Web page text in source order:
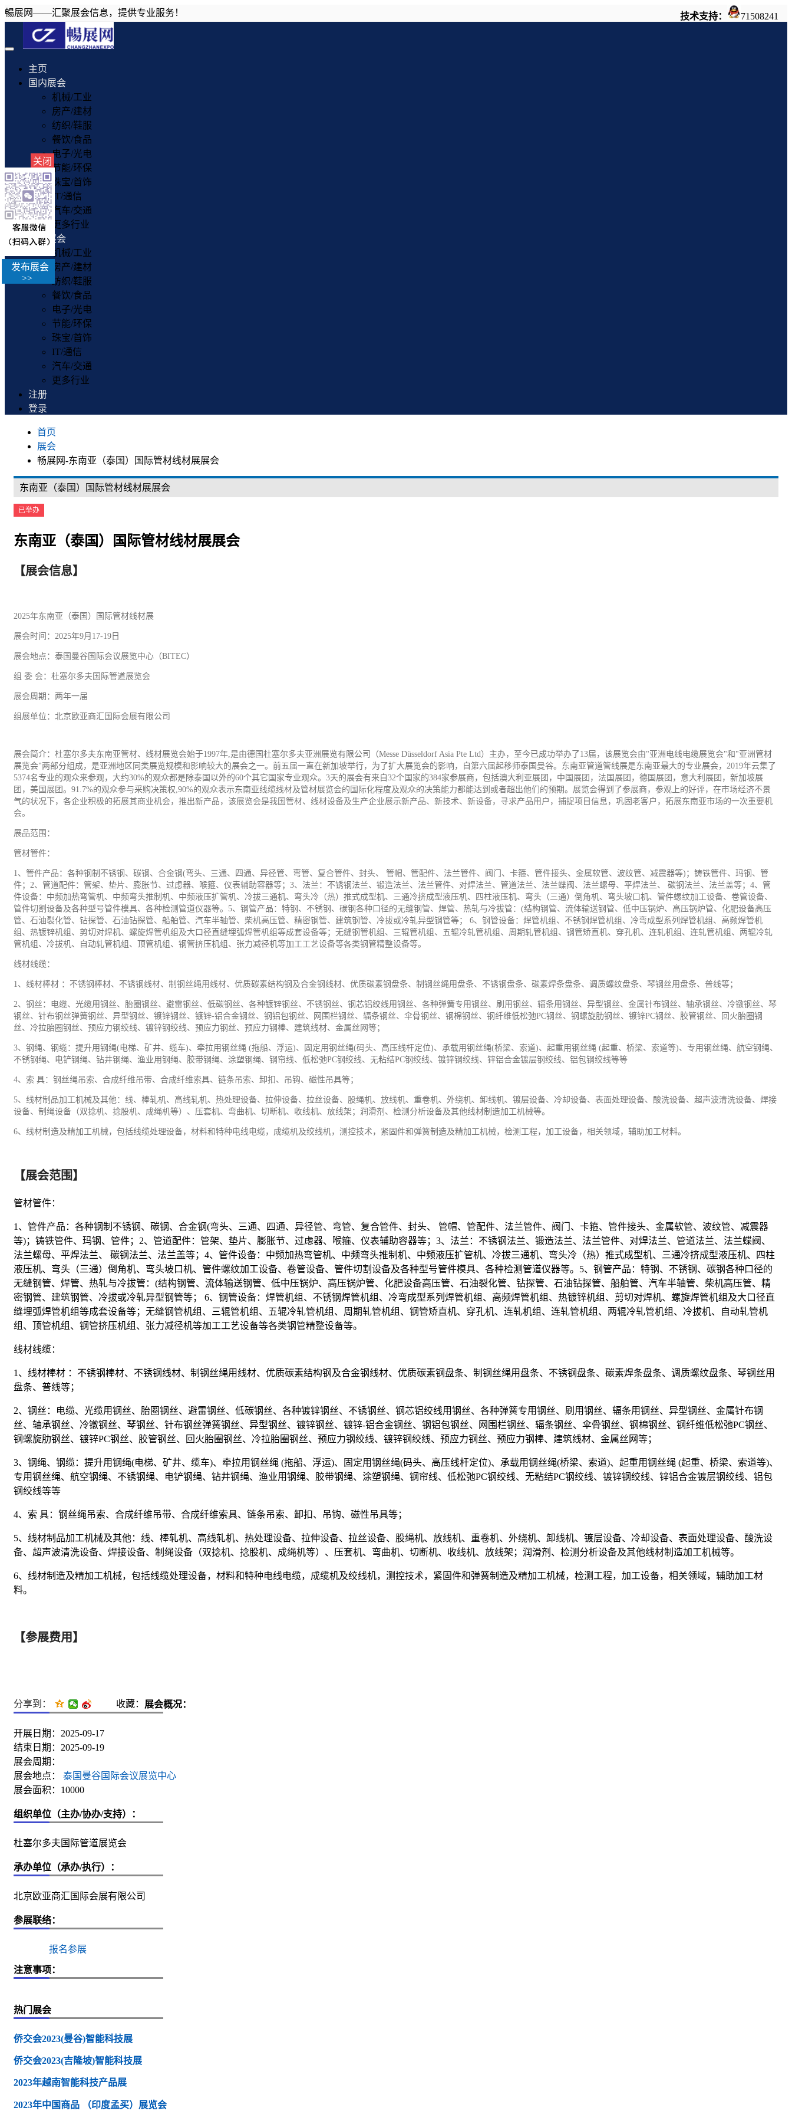
暢展网——汇聚展会信息，提供专业服务！ 技术支持： 71508241
Toggle
navigation
主页
国内展会
机械/工业
房产/建材
纺织/鞋服
餐饮/食品
电子/光电
节能/环保
珠宝/首饰
IT/通信
汽车/交通
更多行业
国外展会
机械/工业
房产/建材
纺织/鞋服
餐饮/食品
电子/光电
节能/环保
珠宝/首饰
IT/通信
汽车/交通
更多行业
注册
登录
首页
展会
畅展网-东南亚（泰国）国际管材线材展展会
东南亚（泰国）国际管材线材展展会
已举办
东南亚（泰国）国际管材线材展展会
【展会信息】
2025年东南亚（泰国）国际管材线材展
展会时间：2025年9月17-19日
展会地点：泰国曼谷国际会议展览中心（BITEC）
组 委 会：杜塞尔多夫国际管道展览会
展会周期：两年一届
组展单位：北京欧亚商汇国际会展有限公司
展会简介：杜塞尔多夫东南亚管材、线材展览会始于1997年,是由德国杜塞尔多夫亚洲展览有限公司（Messe Düsseldorf Asia Pte Ltd）主办，至今已成功举办了13届，该展览会由"亚洲电线电缆展览会"和"亚洲管材
展览会"两部分组成，是亚洲地区同类展览规模和影响较大的展会之一。前五届一直在新加坡举行，为了扩大展览会的影响，自第六届起移师泰国曼谷。东南亚管道管线展是东南亚最大的专业展会，2019年云集了
5374名专业的观众来参观，大约30%的观众都是除泰国以外的60个其它国家专业观众。3天的展会有来自32个国家的384家参展商，包括澳大利亚展团，中国展团，法国展团，德国展团，意大利展团，新加坡展
团，美国展团。91.7%的观众参与采购决策权,90%的观众表示东南亚线缆线材及管材展览会的国际化程度及观众的决策能力都能达到或者超出他们的预期。展览会得到了参展商，参观上的好评，在市场经济不景
气的状况下，各企业积极的拓展其商业机会，推出新产品，该展览会是我国管材、线材设备及生产企业展示新产品、新技术、新设备，寻求产品用户，捕捉项目信息，巩固老客户，拓展东南亚市场的一次重要机
会。
展品范围：
管材管件：
1、管件产品：各种钢制不锈钢、碳钢、合金钢(弯头、三通、四通、异径管、弯管、复合管件、封头、 管帽、管配件、法兰管件、阀门、卡箍、管件接头、金属软管、波纹管、减震器等)；铸铁管件、玛钢、管
件；2、管道配件：管架、垫片、膨胀节、过虑器、喉箍、仪表辅助容器等；3、法兰：不锈钢法兰、锻造法兰、法兰管件、对焊法兰、管道法兰、法兰蝶阀、法兰螺母、平焊法兰、 碳钢法兰、法兰盖等；4、管
件设备：中频加热弯管机、中频弯头推制机、中频液压扩管机、冷拔三通机、弯头冷（热）推式成型机、三通冷挤成型液压机、四柱液压机、弯头（三通）倒角机、弯头坡口机、管件螺纹加工设备、卷管设备、
管件切割设备及各种型号管件模具、各种检测管道仪器等。5、钢管产品：特钢、不锈钢、碳钢各种口径的无缝钢管、焊管、热轧与冷拔管：(结构钢管、流体输送钢管、低中压锅炉、高压锅炉管、化肥设备高压
管、石油裂化管、钻探管、石油钻探管、船舶管、 汽车半轴管、柴机高压管、精密钢管、建筑钢管、冷拔或冷轧异型钢管等； 6、钢管设备：焊管机组、不锈钢焊管机组、冷弯成型系列焊管机组、高频焊管机
组、热镀锌机组、剪切对焊机、螺旋焊管机组及大口径直缝埋弧焊管机组等成套设备等；无缝钢管机组、三辊管机组、五辊冷轧管机组、周期轧管机组、钢管矫直机、穿孔机、连轧机组、连轧管机组、两辊冷轧
管机组、冷拔机、自动轧管机组、顶管机组、钢管挤压机组、张力减径机等加工工艺设备等各类钢管精整设备等。
线材线缆：
1、线材棒材 ：不锈钢棒材、不锈钢线材、制钢丝绳用线材、优质碳素结构钢及合金钢线材、优质碳素钢盘条、制钢丝绳用盘条、不锈钢盘条、碳素焊条盘条、调质螺纹盘条、琴钢丝用盘条、普线等；
2、钢丝：电缆、光缆用钢丝、胎圈钢丝、避雷钢丝、低碳钢丝、各种镀锌钢丝、不锈钢丝、钢芯铝绞线用钢丝、各种弹簧专用钢丝、刷用钢丝、辐条用钢丝、异型钢丝、金属针布钢丝、轴承钢丝、冷镦钢丝、琴
钢丝、针布钢丝弹簧钢丝、异型钢丝、镀锌钢丝、镀锌-铝合金钢丝、钢铝包钢丝、网围栏钢丝、辐条钢丝、伞骨钢丝、钢棉钢丝、钢纤维低松弛PC钢丝、钢螺旋肋钢丝、镀锌PC钢丝、胶管钢丝、回火胎圈钢
丝、冷拉胎圈钢丝、预应力钢绞线、镀锌钢绞线、预应力钢丝、预应力钢棒、建筑线材、金属丝网等；
3、钢绳、钢缆：提升用钢绳(电梯、矿井、缆车)、牵拉用钢丝绳 (拖船、浮运)、固定用钢丝绳(码头、高压线杆定位)、承载用钢丝绳(桥梁、索道)、起重用钢丝绳 (起重、桥梁、索道等)、专用钢丝绳、 航空钢绳、
不锈钢绳、电铲钢绳、钻井钢绳、渔业用钢绳、胶带钢绳、涂塑钢绳、钢帘线、低松弛PC钢绞线、无粘结PC钢绞线、镀锌钢绞线、锌铝合金镀层钢绞线、铝包钢绞线等等
4、索 具：钢丝绳吊索、合成纤维吊带、合成纤维索具、链条吊索、卸扣、吊钩、磁性吊具等；
5、线材制品加工机械及其他：线、棒轧机、高线轧机、热处理设备、拉伸设备、拉丝设备、股绳机、放线机、重卷机、外绕机、卸线机、镀层设备、冷却设备、表面处理设备、酸洗设备、超声波清洗设备、焊接
设备、制绳设备（双捻机、捻股机、成绳机等）、压套机、弯曲机、切断机、收线机、放线架；润滑剂、检测分析设备及其他线材制造加工机械等。
6、线材制造及精加工机械，包括线缆处理设备，材料和特种电线电缆，成缆机及绞线机，测控技术，紧固件和弹簧制造及精加工机械，检测工程，加工设备，相关领域，辅助加工材料。
【展会范围】
管材管件：
1、管件产品：各种钢制不锈钢、碳钢、合金钢(弯头、三通、四通、异径管、弯管、复合管件、封头、 管帽、管配件、法兰管件、阀门、卡箍、管件接头、金属软管、波纹管、减震器
等)；铸铁管件、玛钢、管件；2、管道配件：管架、垫片、膨胀节、过虑器、喉箍、仪表辅助容器等；3、法兰：不锈钢法兰、锻造法兰、法兰管件、对焊法兰、管道法兰、法兰蝶阀、
法兰螺母、平焊法兰、 碳钢法兰、法兰盖等；4、管件设备：中频加热弯管机、中频弯头推制机、中频液压扩管机、冷拔三通机、弯头冷（热）推式成型机、三通冷挤成型液压机、四柱
液压机、弯头（三通）倒角机、弯头坡口机、管件螺纹加工设备、卷管设备、管件切割设备及各种型号管件模具、各种检测管道仪器等。5、钢管产品：特钢、不锈钢、碳钢各种口径的
无缝钢管、焊管、热轧与冷拔管：(结构钢管、流体输送钢管、低中压锅炉、高压锅炉管、化肥设备高压管、石油裂化管、钻探管、石油钻探管、船舶管、 汽车半轴管、柴机高压管、精
密钢管、建筑钢管、冷拔或冷轧异型钢管等； 6、钢管设备：焊管机组、不锈钢焊管机组、冷弯成型系列焊管机组、高频焊管机组、热镀锌机组、剪切对焊机、螺旋焊管机组及大口径直
缝埋弧焊管机组等成套设备等；无缝钢管机组、三辊管机组、五辊冷轧管机组、周期轧管机组、钢管矫直机、穿孔机、连轧机组、连轧管机组、两辊冷轧管机组、冷拔机、自动轧管机
组、顶管机组、钢管挤压机组、张力减径机等加工工艺设备等各类钢管精整设备等。
线材线缆：
1、线材棒材 ：不锈钢棒材、不锈钢线材、制钢丝绳用线材、优质碳素结构钢及合金钢线材、优质碳素钢盘条、制钢丝绳用盘条、不锈钢盘条、碳素焊条盘条、调质螺纹盘条、琴钢丝用
盘条、普线等；
2、钢丝：电缆、光缆用钢丝、胎圈钢丝、避雷钢丝、低碳钢丝、各种镀锌钢丝、不锈钢丝、钢芯铝绞线用钢丝、各种弹簧专用钢丝、刷用钢丝、辐条用钢丝、异型钢丝、金属针布钢
丝、轴承钢丝、冷镦钢丝、琴钢丝、针布钢丝弹簧钢丝、异型钢丝、镀锌钢丝、镀锌-铝合金钢丝、钢铝包钢丝、网围栏钢丝、辐条钢丝、伞骨钢丝、钢棉钢丝、钢纤维低松弛PC钢丝、
钢螺旋肋钢丝、镀锌PC钢丝、胶管钢丝、回火胎圈钢丝、冷拉胎圈钢丝、预应力钢绞线、镀锌钢绞线、预应力钢丝、预应力钢棒、建筑线材、金属丝网等；
3、钢绳、钢缆：提升用钢绳(电梯、矿井、缆车)、牵拉用钢丝绳 (拖船、浮运)、固定用钢丝绳(码头、高压线杆定位)、承载用钢丝绳(桥梁、索道)、起重用钢丝绳 (起重、桥梁、索道等)、
专用钢丝绳、 航空钢绳、不锈钢绳、电铲钢绳、钻井钢绳、渔业用钢绳、胶带钢绳、涂塑钢绳、钢帘线、低松弛PC钢绞线、无粘结PC钢绞线、镀锌钢绞线、锌铝合金镀层钢绞线、铝包
钢绞线等等
4、索 具：钢丝绳吊索、合成纤维吊带、合成纤维索具、链条吊索、卸扣、吊钩、磁性吊具等；
5、线材制品加工机械及其他：线、棒轧机、高线轧机、热处理设备、拉伸设备、拉丝设备、股绳机、放线机、重卷机、外绕机、卸线机、镀层设备、冷却设备、表面处理设备、酸洗设
备、超声波清洗设备、焊接设备、制绳设备（双捻机、捻股机、成绳机等）、压套机、弯曲机、切断机、收线机、放线架；润滑剂、检测分析设备及其他线材制造加工机械等。
6、线材制造及精加工机械，包括线缆处理设备，材料和特种电线电缆，成缆机及绞线机，测控技术，紧固件和弹簧制造及精加工机械，检测工程，加工设备，相关领域，辅助加工材
料。
【参展费用】
分享到： 收藏： 展会概况：
开展日期：2025-09-17
结束日期：2025-09-19
展会周期：
展会地点：
泰国曼谷国际会议展览中心
展会面积：10000
组织单位（主办/协办/支持）：
杜塞尔多夫国际管道展览会
承办单位（承办/执行）：
北京欧亚商汇国际会展有限公司
参展联络：
报名参展
注意事项：
热门展会
侨交会2023(曼谷)智能科技展
侨交会2023(吉隆坡)智能科技展
2023年越南智能科技产品展
2023年中国商品 （印度孟买）展览会
关闭
发布展会
>>